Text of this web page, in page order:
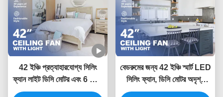
42 ইঞ্চি প্রত্যাহারযোগ্য সিলিং
ফ্যান লাইট ডিসি মোটর এবং 6 স্পিড
রিমোট কন্ট্রোল সহ
বেডরুমের জন্য 42 ইঞ্চি স্মার্ট LED
সিলিং ফ্যান, ডিসি মোটর অদৃশ্য
সিলিং ফ্যান